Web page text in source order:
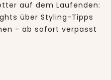
auf dem Laufenden:
über Styling-Tipps
- ab sofort verpasst